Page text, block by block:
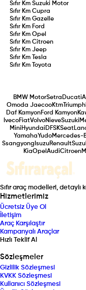
Sıfır KmSuzuki Motor
Sıfır KmCupra
Sıfır KmGazelle
Sıfır Km Ford
Sıfır KmOpel
Sıfır KmCitroen
Sıfır KmJeep
Sıfır Km
Tesla
Sıfır Km
Toyota
BMW MotorSetra Ducati
Omoda JaecooKtmTriumph
Daf KamyonFord Kamyon
IvecoFiatVolvoNieveSuzuki
Mini Hyundai DFSKSeat
YamahaYudoMercedes-
Ssangyong IsuzuRenault
KiaOpel AudiCitroen
Sıfır araç modelleri, detaylı
Hizmetlerimiz
Ücretsiz Üye Ol
İletişim
Araç Karşılaştır
Kampanyalı Araçlar
Hızlı Teklif Al
Sözleşmeler
Gizlilik Sözleşmesi
KVKK Sözleşmesi
Kullanıcı Sözleşmesi